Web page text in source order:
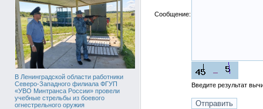
В Ленинградской области работники
Северо-Западного филиала ФГУП
«УВО Минтранса России» провели
учебные стрельбы из боевого
огнестрельного оружия
Сообщение:
Введите результат